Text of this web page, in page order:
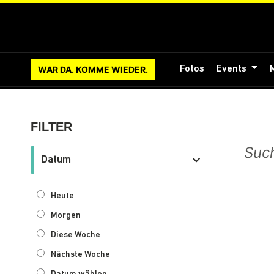
WAR DA. KOMME WIEDER. Fotos Events
FILTER
Datum
Heute
Morgen
Diese Woche
Nächste Woche